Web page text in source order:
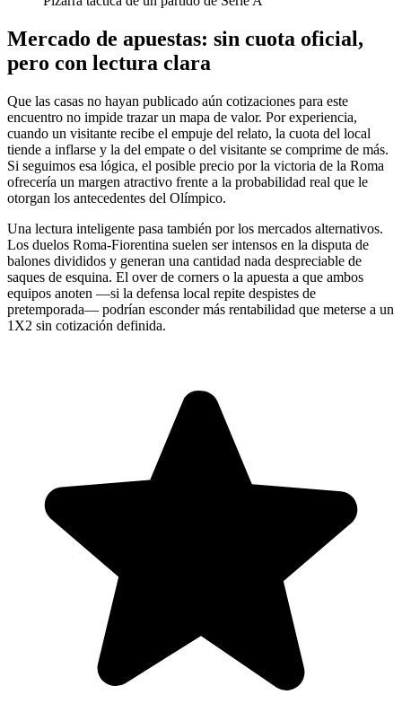
Mercado de apuestas: sin cuota oficial,
pero con lectura clara
Que las casas no hayan publicado aún cotizaciones para este
encuentro no impide trazar un mapa de valor. Por experiencia,
cuando un visitante recibe el empuje del relato, la cuota del local
tiende a inflarse y la del empate o del visitante se comprime de más.
Si seguimos esa lógica, el posible precio por la victoria de la Roma
ofrecería un margen atractivo frente a la probabilidad real que le
otorgan los antecedentes del Olímpico.
Una lectura inteligente pasa también por los mercados alternativos.
Los duelos Roma-Fiorentina suelen ser intensos en la disputa de
balones divididos y generan una cantidad nada despreciable de
saques de esquina. El over de corners o la apuesta a que ambos
equipos anoten —si la defensa local repite despistes de
pretemporada— podrían esconder más rentabilidad que meterse a un
1X2 sin cotización definida.